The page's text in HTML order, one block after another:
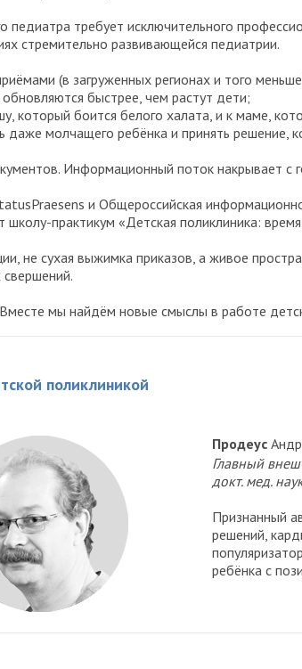
педиатра требует исключительного
стремительно развивающейся педиатрии.
(в загруженных регионах и того
быстрее, чем растут дети;
который боится белого халата, и к маме,
даже молчащего ребёнка и принять решение,
Информационный поток накрывает с
и Общероссийская
школу-практикум «Детская поликлиника:
не сухая выжимка приказов, а живое
мы найдём новые смыслы в работе
поликлиникой
Продеус
Главный
докт. мед.
Признанный
решений,
ребёнка с